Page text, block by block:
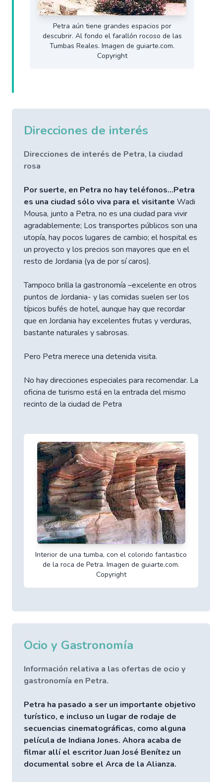
Petra aún tiene grandes espacios por
descubrir. Al fondo el farallón rocoso de las
Tumbas Reales. Imagen de guiarte.com.
Copyright
Direcciones de interés
Direcciones de interés de Petra, la ciudad
rosa
Por suerte, en Petra no hay teléfonos...Petra
es una ciudad sólo viva para el visitante Wadi
Mousa, junto a Petra, no es una ciudad para vivir
agradablemente; Los transportes públicos son una
utopía, hay pocos lugares de cambio; el hospital es
un proyecto y los precios son mayores que en el
resto de Jordania (ya de por sí caros).
Tampoco brilla la gastronomía –excelente en otros
puntos de Jordania- y las comidas suelen ser los
típicos bufés de hotel, aunque hay que recordar
que en Jordania hay excelentes frutas y verduras,
bastante naturales y sabrosas.
Pero Petra merece una detenida visita.
No hay direcciones especiales para recomendar. La
oficina de turismo está en la entrada del mismo
recinto de la ciudad de Petra
Interior de una tumba, con el colorido fantastico
de la roca de Petra. Imagen de guiarte.com.
Copyright
Ocio y Gastronomía
Información relativa a las ofertas de ocio y
gastronomía en Petra.
Petra ha pasado a ser un importante objetivo
turístico, e incluso un lugar de rodaje de
secuencias cinematográficas, como alguna
película de Indiana Jones. Ahora acaba de
filmar allí el escritor Juan José Benítez un
documental sobre el Arca de la Alianza.